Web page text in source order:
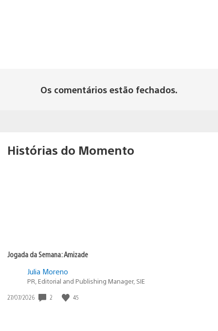
Os comentários estão fechados.
Histórias do Momento
Jogada da Semana: Amizade
Julia Moreno
PR, Editorial and Publishing Manager, SIE
Data
27/07/2026 2 45